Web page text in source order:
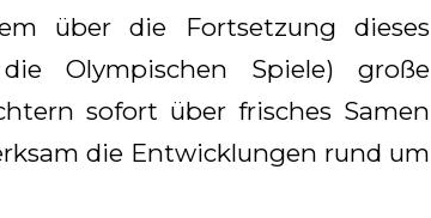
über die Fortsetzung dieses
Olympischen Spiele) große
sofort über frisches Samen
die Entwicklungen rund um